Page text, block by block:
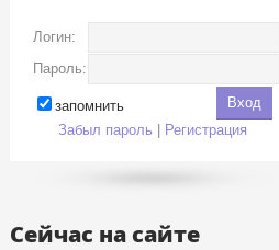
Логин:
Пароль:
запомнить
Забыл пароль
Регистрация
Сейчас на сайте